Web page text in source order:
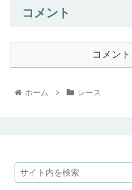
コメント
コメン
ホーム レース